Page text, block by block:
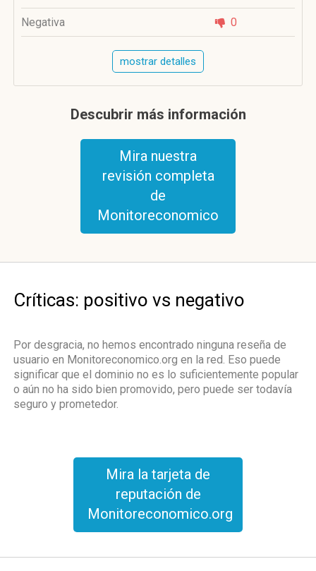
Negativa 0
mostrar detalles
Descubrir más información
Mira nuestra
revisión completa
de
Monitoreconomico
Críticas: positivo vs negativo
Por desgracia, no hemos encontrado ninguna reseña de
usuario en Monitoreconomico.org en la red. Eso puede
significar que el dominio no es lo suficientemente popular
o aún no ha sido bien promovido, pero puede ser todavía
seguro y prometedor.
Mira la tarjeta de
reputación de
Monitoreconomico.org